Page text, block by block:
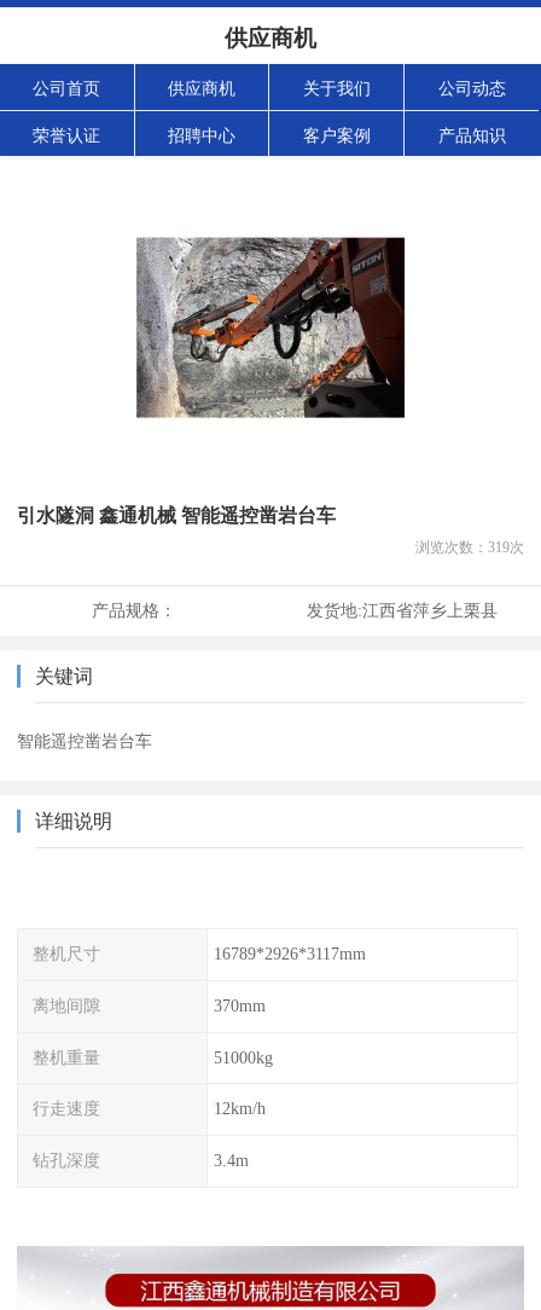
供应商机
公司首页 供应商机 关于我们 公司动态
荣誉认证 招聘中心 客户案例 产品知识
引水隧洞 鑫通机械 智能遥控凿岩台车
浏览次数： 319次
产品规格： 发货地:江西省萍乡上栗县
关键词
智能遥控凿岩台车
详细说明
整机尺寸 16789*2926*3117mm
离地间隙 370mm
整机重量 51000kg
行走速度 12km/h
钻孔深度 3.4m